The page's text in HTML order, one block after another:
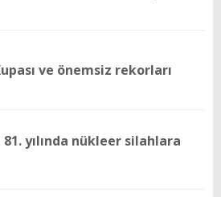
ve önemsiz rekorları
81. yılında nükleer silahlara